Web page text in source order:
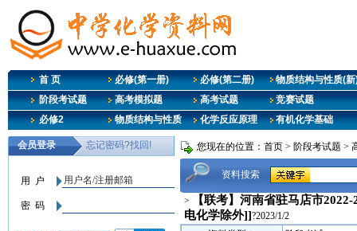
首 页 必修(第一册) 必修(第二册)
物质结构与性质(新
阶段考试题
高考模拟题 高考试题
竞赛试题
必修2
物质结构与性质 化学反应原理 有机化学基础
您现在的位置： 首页 > 阶段考试题 >
资料搜索
>
【联考】河南省驻马店市
电化学除外]]?2023/1/2